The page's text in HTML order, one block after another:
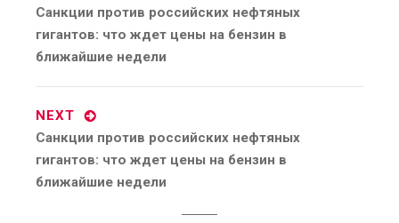
Previous
post:
Санкции против российских нефтяных
гигантов: что ждет цены на бензин в
ближайшие недели
NEXT
Next
post:
Санкции против российских нефтяных
гигантов: что ждет цены на бензин в
ближайшие недели